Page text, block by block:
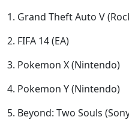
1. Grand Theft Auto V
2. FIFA 14 (EA)
3. Pokemon X (Nintendo)
4. Pokemon Y (Nintendo)
5. Beyond: Two Souls